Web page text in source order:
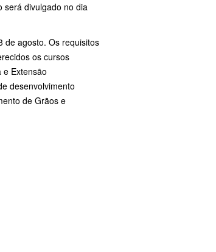
será divulgado no dia
de agosto. Os requisitos
os cursos
Extensão
desenvolvimento
de Grãos e